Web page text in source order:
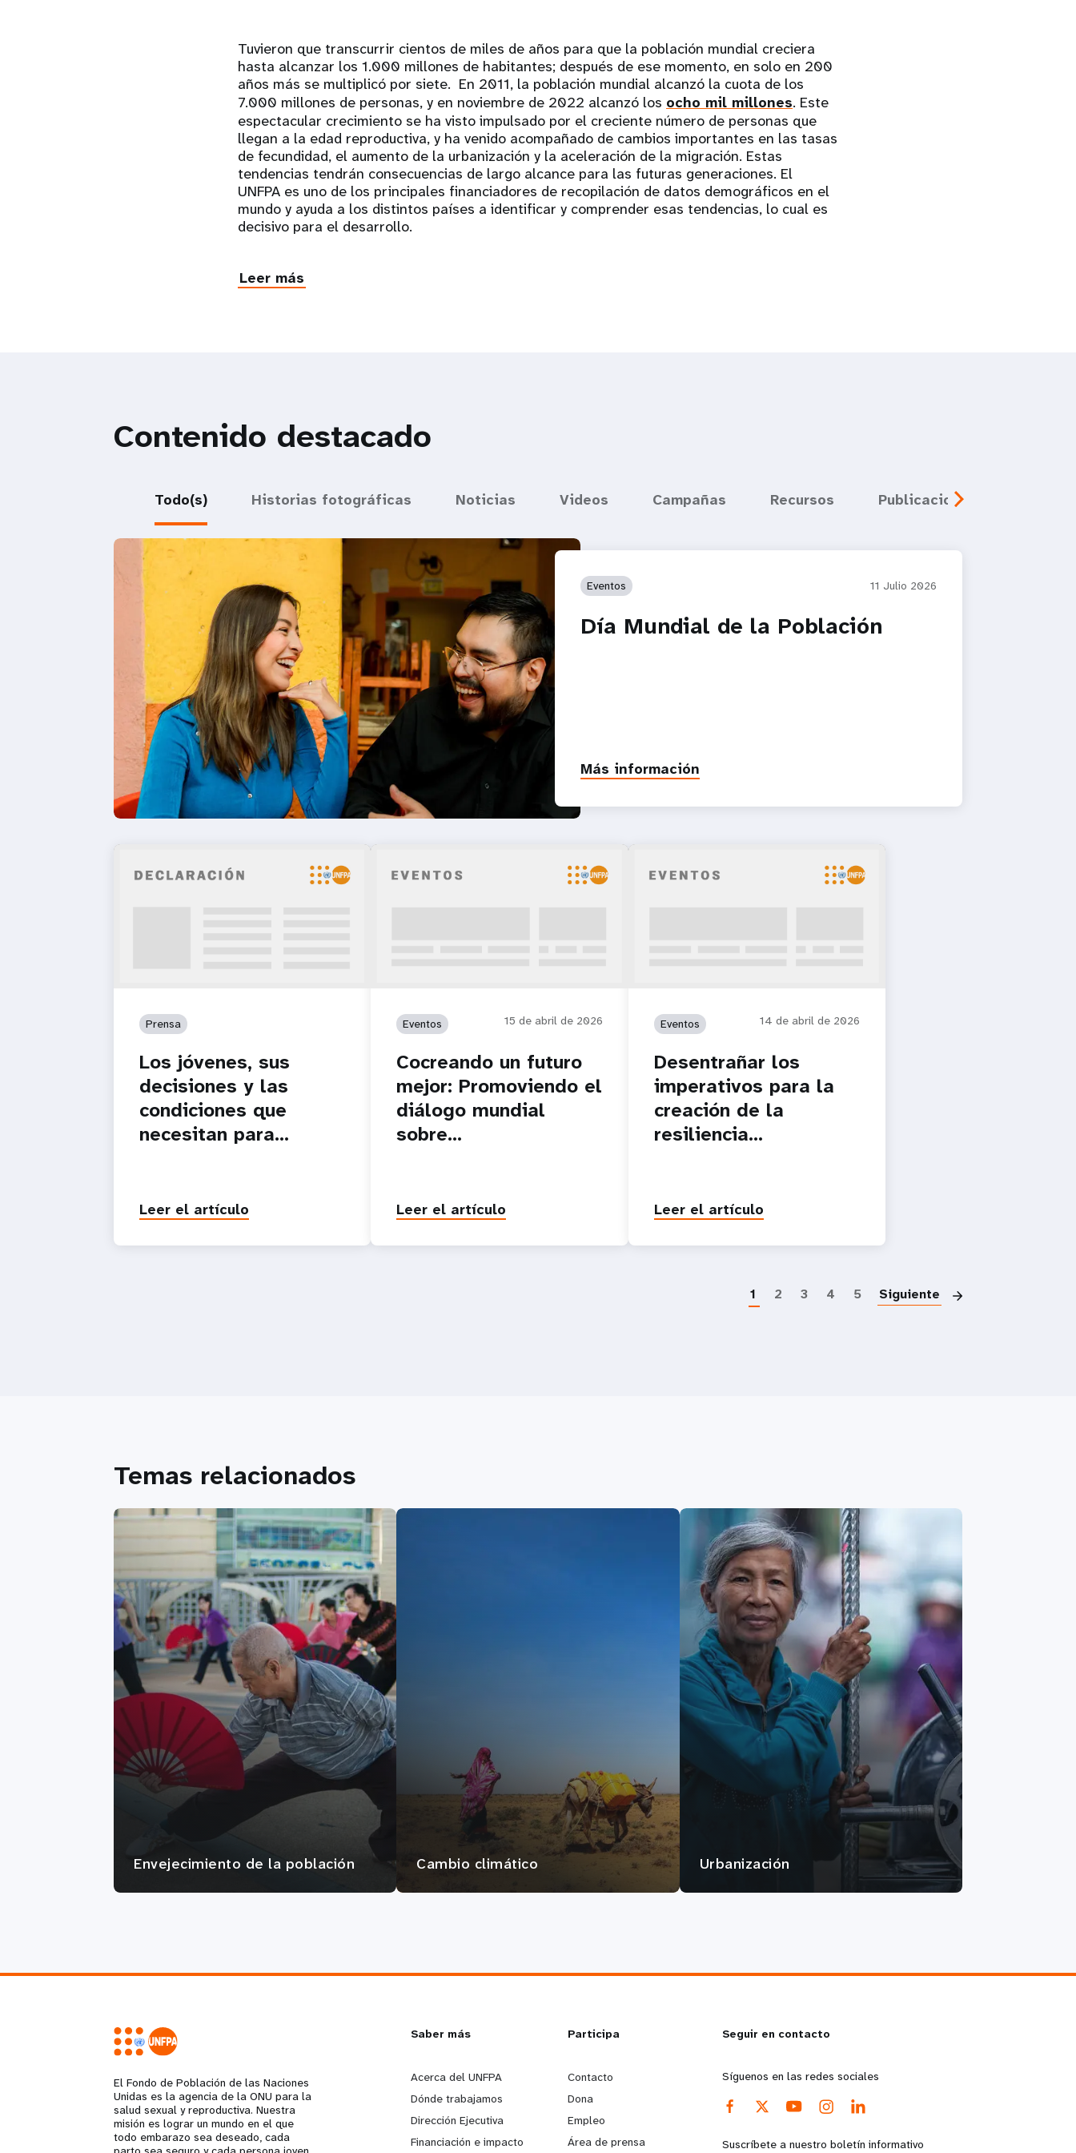
Tuvieron que transcurrir cientos de miles de años para que la población mundial creciera
hasta alcanzar los 1.000 millones de habitantes; después de ese momento, en solo en 200
años más se multiplicó por siete. En 2011, la población mundial alcanzó la cuota de los
7.000 millones de personas, y en noviembre de 2022 alcanzó los ocho mil millones. Este
espectacular crecimiento se ha visto impulsado por el creciente número de personas que
llegan a la edad reproductiva, y ha venido acompañado de cambios importantes en las tasas
de fecundidad, el aumento de la urbanización y la aceleración de la migración. Estas
tendencias tendrán consecuencias de largo alcance para las futuras generaciones. El
UNFPA es uno de los principales financiadores de recopilación de datos demográficos en el
mundo y ayuda a los distintos países a identificar y comprender esas tendencias, lo cual es
decisivo para el desarrollo.
Leer más
Contenido destacado
Todo(s) Historias fotográficas Noticias Videos Campañas Recursos Publicaciones
Eventos 11 Julio 2026
Día Mundial de la Población
Más información
Prensa
Los jóvenes, sus
decisiones y las
condiciones que
necesitan para...
Leer el artículo
Eventos 15 de abril de 2026
Cocreando un futuro
mejor: Promoviendo el
diálogo mundial
sobre...
Leer el artículo
Eventos 14 de abril de 2026
Desentrañar los
imperativos para la
creación de la
resiliencia...
Leer el artículo
1 2 3 4 5 Siguiente
Temas relacionados
Envejecimiento de la población Cambio climático Urbanización
El Fondo de Población de las Naciones
Unidas es la agencia de la ONU para la
salud sexual y reproductiva. Nuestra
misión es lograr un mundo en el que
todo embarazo sea deseado, cada
L
e
a
Saber más
Acerca del UNFPA
Dónde trabajamos
Dirección Ejecutiva
Financiación e impacto
G
o
b
Participa
Contacto
Dona
Empleo
Área de prensa
Seguir en contacto
Síguenos en las redes sociales
Suscríbete a nuestro boletín informativo